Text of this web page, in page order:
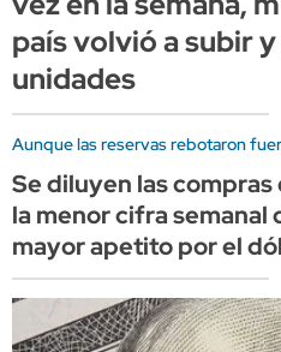
país volvió a subir
unidades
Aunque las reservas rebotaron
Se diluyen las
la menor cifra semanal
mayor apetito por el